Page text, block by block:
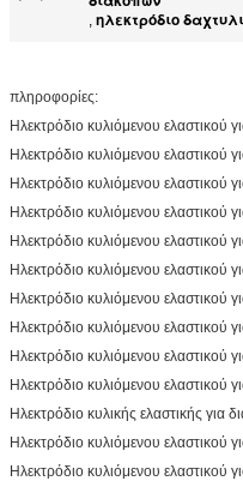
, ηλεκτρόδιο
πληροφορίες:
Ηλεκτρόδιο κυλιόμενου ελαστικού
Ηλεκτρόδιο κυλιόμενου ελαστικού
Ηλεκτρόδιο κυλιόμενου ελαστικού
Ηλεκτρόδιο κυλιόμενου ελαστικού
Ηλεκτρόδιο κυλιόμενου ελαστικού
Ηλεκτρόδιο κυλιόμενου ελαστικού
Ηλεκτρόδιο κυλιόμενου ελαστικού
Ηλεκτρόδιο κυλιόμενου ελαστικού
Ηλεκτρόδιο κυλιόμενου ελαστικού
Ηλεκτρόδιο κυλιόμενου ελαστικού
Ηλεκτρόδιο κυλικής ελαστικής
Ηλεκτρόδιο κυλιόμενου ελαστικού
Ηλεκτρόδιο κυλιόμενου ελαστικού